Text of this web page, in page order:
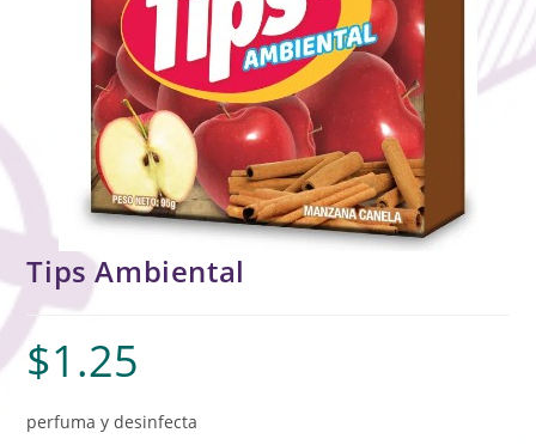
Tips Ambiental
$1.25
perfuma y desinfecta